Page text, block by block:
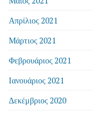
Απρίλιος 2021
Μάρτιος 2021
Φεβρουάριος 2021
Ιανουάριος 2021
Δεκέμβριος 2020